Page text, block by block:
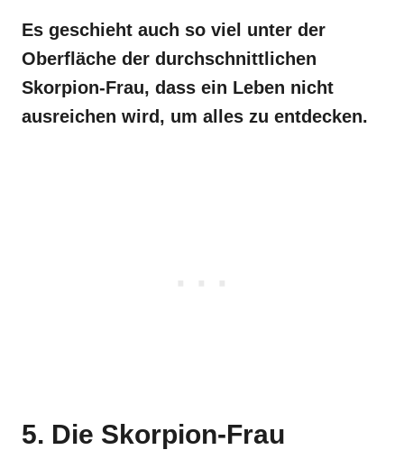
Es geschieht auch so viel unter der
Oberfläche der durchschnittlichen
Skorpion-Frau, dass ein Leben nicht
ausreichen wird, um alles zu entdecken.
5. Die Skorpion-Frau